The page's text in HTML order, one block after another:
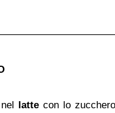
latte con lo